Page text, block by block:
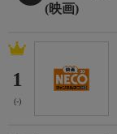
(映画)
1
(-)